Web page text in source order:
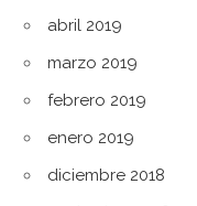
abril 2019
marzo 2019
febrero 2019
enero 2019
diciembre 2018